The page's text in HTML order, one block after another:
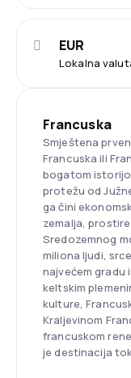
Lokalna
EUR
Francuska
Smještena
Francuska ili
bogatom
protežu od
ga čini
zemalja,
Sredozemnog
miliona ljudi,
najvećem gradu
keltskim
kulture,
Kraljevinom
francuskom
je destinacija